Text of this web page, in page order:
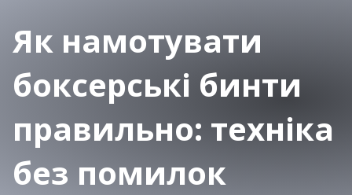
Як намотувати
боксерські бинти
правильно: техніка
без помилок